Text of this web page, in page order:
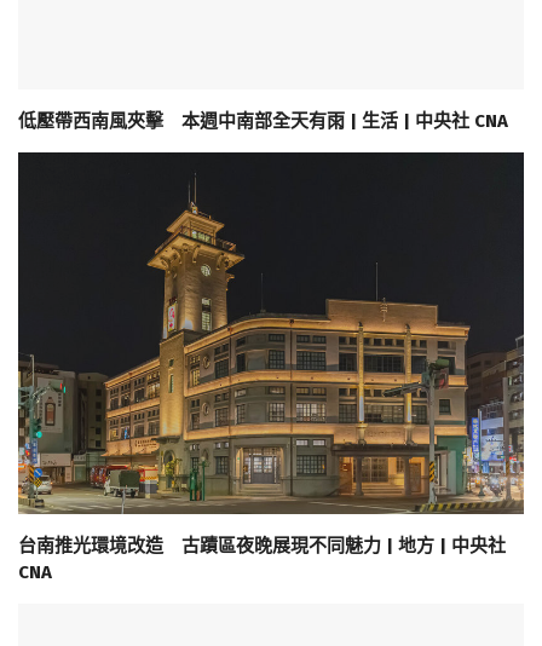
低壓帶西南風夾擊 本週中南部全天有雨 | 生活 | 中央社 CNA
台南推光環境改造 古蹟區夜晚展現不同魅力 | 地方 | 中央社
CNA